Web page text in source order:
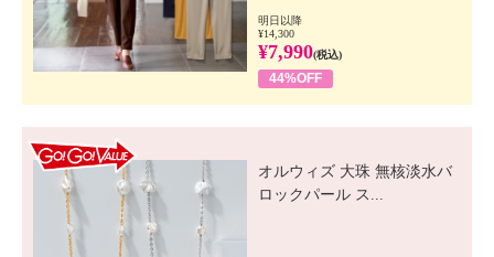
明日以降
¥14,300
¥7,990(税込)
44%OFF
オルウィズ 大珠 無核淡水バ
ロックパール ス...